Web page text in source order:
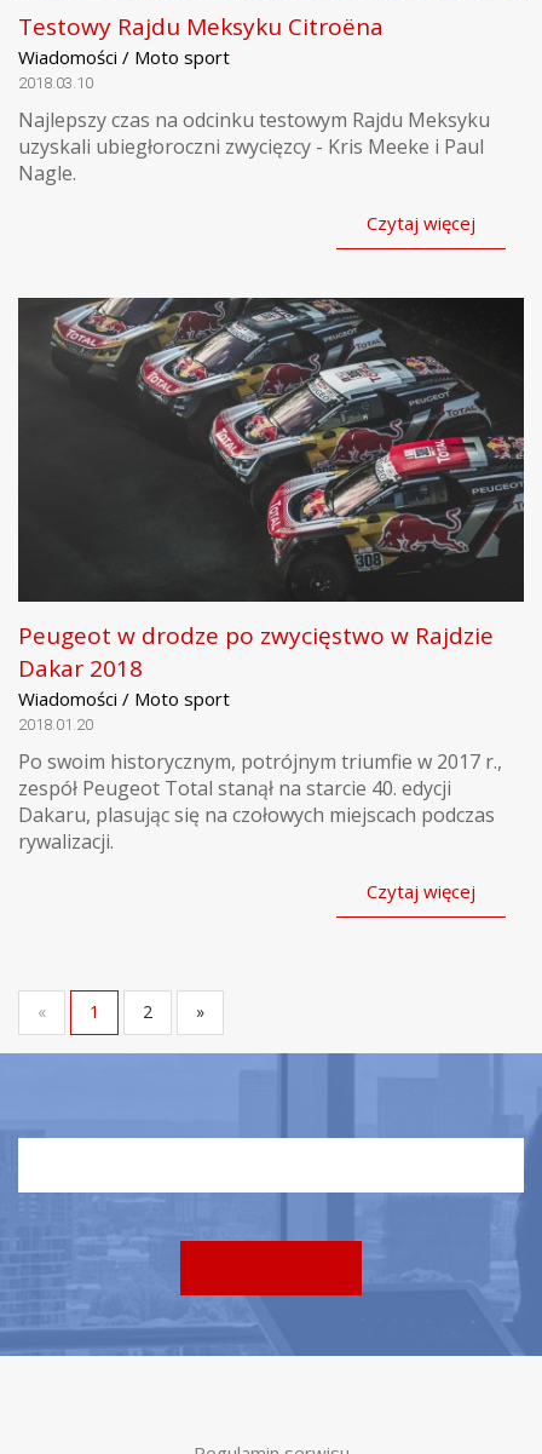
Testowy Rajdu Meksyku Citroëna
Wiadomości / Moto sport
2018.03.10
Najlepszy czas na odcinku testowym Rajdu Meksyku
uzyskali ubiegłoroczni zwycięzcy - Kris Meeke i Paul
Nagle.
Czytaj więcej
Peugeot w drodze po zwycięstwo w Rajdzie
Dakar 2018
Wiadomości / Moto sport
2018.01.20
Po swoim historycznym, potrójnym triumfie w 2017 r.,
zespół Peugeot Total stanął na starcie 40. edycji
Dakaru, plasując się na czołowych miejscach podczas
rywalizacji.
Czytaj więcej
« 1 2 »